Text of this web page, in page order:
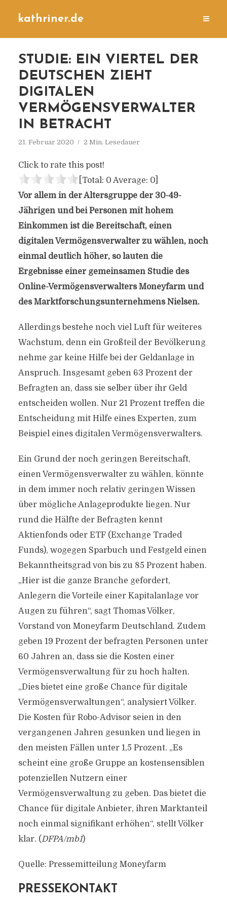
kathriner.de
STUDIE: EIN VIERTEL DER
DEUTSCHEN ZIEHT
DIGITALEN
VERMÖGENSVERWALTER
IN BETRACHT
21. Februar 2020 2 Min. Lesedauer
Click to rate this post!
[Total: 0 Average: 0]
Vor allem in der Altersgruppe der 30-49-
Jährigen und bei Personen mit hohem
Einkommen ist die Bereitschaft, einen
digitalen Vermögensverwalter zu wählen, noch
einmal deutlich höher, so lauten die
Ergebnisse einer gemeinsamen Studie des
Online-Vermögensverwalters Moneyfarm und
des Marktforschungsunternehmens Nielsen.
Allerdings bestehe noch viel Luft für weiteres
Wachstum, denn ein Großteil der Bevölkerung
nehme gar keine Hilfe bei der Geldanlage in
Anspruch. Insgesamt geben 63 Prozent der
Befragten an, dass sie selber über ihr Geld
entscheiden wollen. Nur 21 Prozent treffen die
Entscheidung mit Hilfe eines Experten, zum
Beispiel eines digitalen Vermögensverwalters.
Ein Grund der noch geringen Bereitschaft,
einen Vermögensverwalter zu wählen, könnte
in dem immer noch relativ geringen Wissen
über mögliche Anlageprodukte liegen. Nur
rund die Hälfte der Befragten kennt
Aktienfonds oder ETF (Exchange Traded
Funds), wogegen Sparbuch und Festgeld einen
Bekanntheitsgrad von bis zu 85 Prozent haben.
„Hier ist die ganze Branche gefordert,
Anlegern die Vorteile einer Kapitalanlage vor
Augen zu führen“, sagt Thomas Völker,
Vorstand von Moneyfarm Deutschland. Zudem
geben 19 Prozent der befragten Personen unter
60 Jahren an, dass sie die Kosten einer
Vermögensverwaltung für zu hoch halten.
„Dies bietet eine große Chance für digitale
Vermögensverwaltungen“, analysiert Völker.
Die Kosten für Robo-Advisor seien in den
vergangenen Jahren gesunken und liegen in
den meisten Fällen unter 1,5 Prozent. „Es
scheint eine große Gruppe an kostensensiblen
potenziellen Nutzern einer
Vermögensverwaltung zu geben. Das bietet die
Chance für digitale Anbieter, ihren Marktanteil
noch einmal signifikant erhöhen“, stellt Völker
klar. (DFPA/mb1)
Quelle: Pressemitteilung Moneyfarm
PRESSEKONTAKT